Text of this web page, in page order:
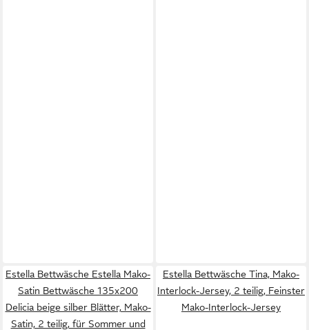
Estella Bettwäsche Estella Mako-
Satin Bettwäsche 135x200
Delicia beige silber Blätter, Mako-
Satin, 2 teilig, für Sommer und
Estella Bettwäsche Tina, Mako-
Interlock-Jersey, 2 teilig, Feinster
Mako-Interlock-Jersey